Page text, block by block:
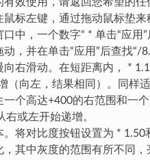
鼠标左键，通过拖动鼠标垫
中，一个数字“ * 单击“应用
，并在单击“应用”后查找“/
向右滑动。在短距离内， *
（向左，结果相同）。同样
个高达+400的右范围和一
或左开始递增。
将对比度按钮设置为 * 1.50
其中灰度的范围有所不同